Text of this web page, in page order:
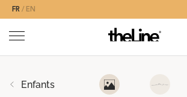
FR EN
Enfants